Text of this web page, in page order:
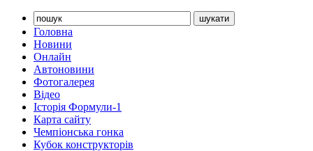
Головна
Новини
Онлайн
Автоновини
Фотогалерея
Відео
Історія Формули-1
Карта сайту
Чемпіонська гонка
Кубок конструкторів